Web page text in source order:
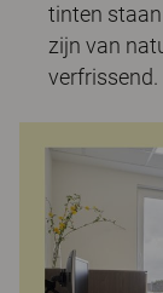
tinten
zijn van
verfrissend.